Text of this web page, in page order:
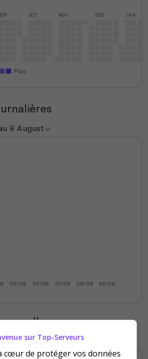
OCT NOV DEC JAN
Plus
05/08 06/08 07/08 08/08 09/08
sur Top-Serveurs
cœur de protéger vos données